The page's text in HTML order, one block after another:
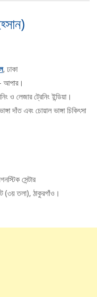
, ঢাকা
আপার।
ও লেজার ট্রেনিং ইন্ডিয়া।
দাঁত এবং চোয়াল ভাঙ্গা চিকিৎসা
সেন্টার
(৩য় তলা), ঠাকুরগাঁও।